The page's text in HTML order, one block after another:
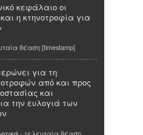
κεφάλαιο οι
η κτηνοτροφία για
θέαση [timestamp]
για τη
από και προς
και
την ευλογιά των
- τελευταία θέαση